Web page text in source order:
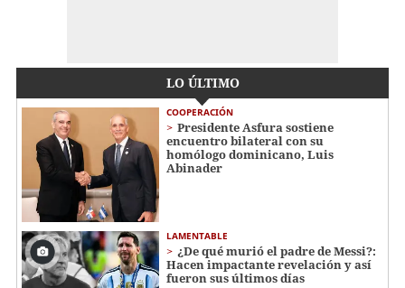
LO ÚLTIMO
COOPERACIÓN
Presidente Asfura sostiene
encuentro bilateral con su
homólogo dominicano, Luis
Abinader
LAMENTABLE
¿De qué murió el padre de Messi?:
Hacen impactante revelación y así
fueron sus últimos días